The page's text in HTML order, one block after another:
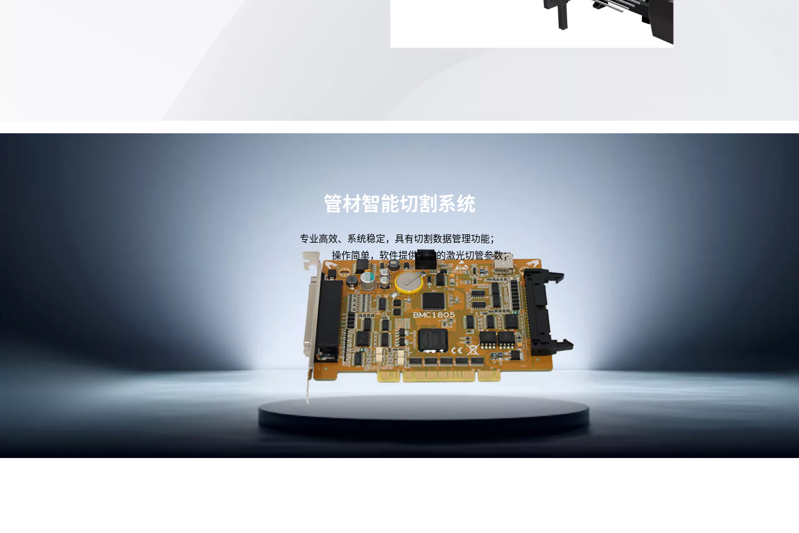
管材智能切割系统
专业高效、系统稳定，具有切割数据管理功能；
操作简单，软件提供丰富的激光切管参数；